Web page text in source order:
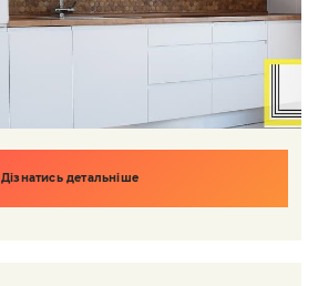
Дізнатись детальніше